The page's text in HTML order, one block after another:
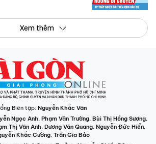
Xem thêm
Biên tập: Nguyễn Khắc Văn
Ngọc Anh, Phạm Văn Trường, Bùi Thị Hồng Sương,
Thị Vân Anh, Dương Văn Quang, Nguyễn Đức Hiển,
Khắc Cường, Trần Gia Bảo